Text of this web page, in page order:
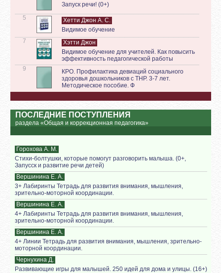
Запуск речи! (0+)
5
Хетти Джон А. С.
Видимое обучение
7
Хэтти Джон
Видимое обучение для учителей. Как повысить
эффективность педагогической работы
9
КРО. Профилактика девиаций социального
здоровья дошкольников с ТНР. 3-7 лет.
Методическое пособие. Ф
ПОСЛЕДНИЕ ПОСТУПЛЕНИЯ
раздела «Общая и коррекционная педагогика»
Горохова А. М.
Стихи-болтушки, которые помогут разговорить малыша. (0+,
Запусск и развитие речи детей)
Вершинина Е. А.
3+ Лабиринты Тетрадь для развития внимания, мышления,
зрительно-моторной координации.
Вершинина Е. А.
4+ Лабиринты Тетрадь для развития внимания, мышления,
зрительно-моторной координации.
Вершинина Е. А.
4+ Линии Тетрадь для развития внимания, мышления, зрительно-
моторной координации.
Чернухина Д.
Развивающие игры для малышей. 250 идей для дома и улицы. (16+)